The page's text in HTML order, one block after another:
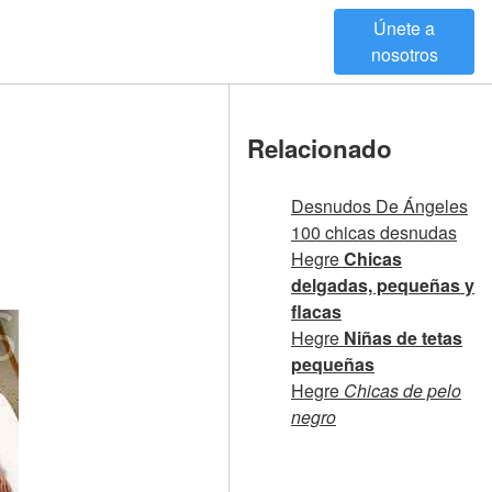
Únete a
nosotros
Relacionado
Desnudos De Ángeles
100 chicas desnudas
HegreChicas
delgadas, pequeñas y
flacas
Hegre Niñas de tetas
pequeñas
Hegre Chicas de pelo
negro